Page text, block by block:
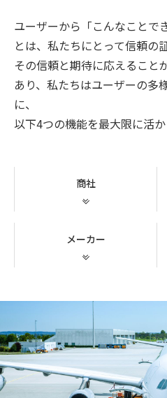
ユーザーから「こんなことで
とは、私たちにとって信頼の
その信頼と期待に応えること
あり、私たちはユーザーの多
に、
以下4つの機能を最大限に活か
商社
メーカー